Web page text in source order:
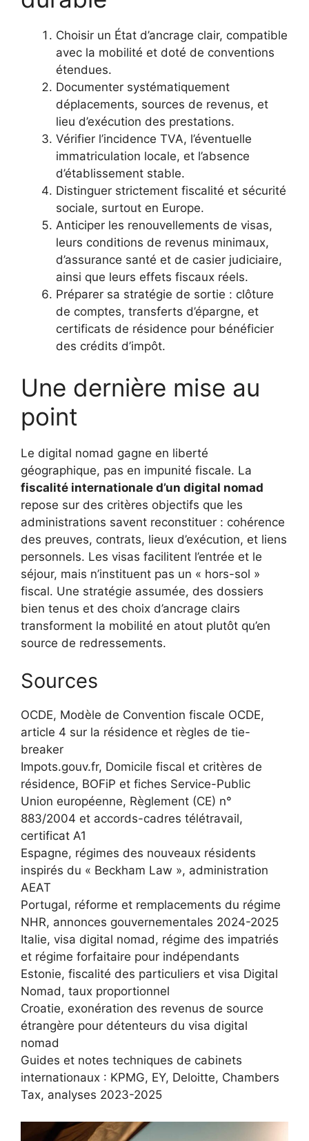
Choisir un État d’ancrage clair, compatible
avec la mobilité et doté de conventions
étendues.
Documenter systématiquement
déplacements, sources de revenus, et
lieu d’exécution des prestations.
Vérifier l’incidence TVA, l’éventuelle
immatriculation locale, et l’absence
d’établissement stable.
Distinguer strictement fiscalité et sécurité
sociale, surtout en Europe.
Anticiper les renouvellements de visas,
leurs conditions de revenus minimaux,
d’assurance santé et de casier judiciaire,
ainsi que leurs effets fiscaux réels.
Préparer sa stratégie de sortie : clôture
de comptes, transferts d’épargne, et
certificats de résidence pour bénéficier
des crédits d’impôt.
Une dernière mise au
point
Le digital nomad gagne en liberté
géographique, pas en impunité fiscale. La
fiscalité internationale d’un digital nomad
repose sur des critères objectifs que les
administrations savent reconstituer : cohérence
des preuves, contrats, lieux d’exécution, et liens
personnels. Les visas facilitent l’entrée et le
séjour, mais n’instituent pas un « hors-sol »
fiscal. Une stratégie assumée, des dossiers
bien tenus et des choix d’ancrage clairs
transforment la mobilité en atout plutôt qu’en
source de redressements.
Sources
OCDE, Modèle de Convention fiscale OCDE,
article 4 sur la résidence et règles de tie-
breaker
Impots.gouv.fr, Domicile fiscal et critères de
résidence, BOFiP et fiches Service-Public
Union européenne, Règlement (CE) n°
883/2004 et accords-cadres télétravail,
certificat A1
Espagne, régimes des nouveaux résidents
inspirés du « Beckham Law », administration
AEAT
Portugal, réforme et remplacements du régime
NHR, annonces gouvernementales 2024-2025
Italie, visa digital nomad, régime des impatriés
et régime forfaitaire pour indépendants
Estonie, fiscalité des particuliers et visa Digital
Nomad, taux proportionnel
Croatie, exonération des revenus de source
étrangère pour détenteurs du visa digital
nomad
Guides et notes techniques de cabinets
internationaux : KPMG, EY, Deloitte, Chambers
Tax, analyses 2023-2025